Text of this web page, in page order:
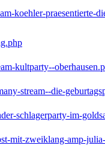
koehler-praesentierte-
kultparty--
stream--die-
schlagerparty-im-
mit-zweiklang-amp-